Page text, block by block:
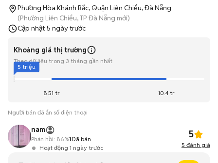
Phường Hòa Khánh Bắc, Quận Liên Chiểu, Đà Nẵng
(Phường Liên Chiểu, TP Đà Nẵng mới)
Cập nhật 5 ngày trước
Khoảng giá thị trường
Theo dữ liệu trong 3 tháng gần nhất
8.51 tr 10.4 tr
5 triệu
Người bán đã ẩn số điện thoại
nam
Hoạt động 1 ngày trước
Phản hồi: 86%1Đã bán 5
5 đánh giá